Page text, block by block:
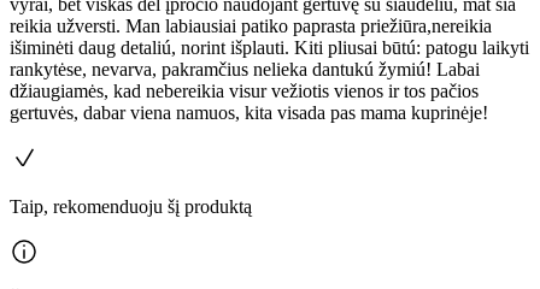
vyrai, bet viskas dėl įpročio naudojant gertuvę su šiaudeliu, mat šiá
reikia užversti. Man labiausiai patiko paprasta priežiūra,nereikia
išiminėti daug detaliú, norint išplauti. Kiti pliusai būtú: patogu laikyti
rankytėse, nevarva, pakramčius nelieka dantukú žymiú! Labai
džiaugiamės, kad nebereikia visur vežiotis vienos ir tos pačios
gertuvės, dabar viena namuos, kita visada pas mama kuprinėje!
Taip, rekomenduoju šį produktą